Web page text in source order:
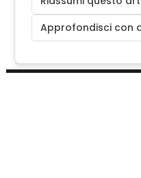
Approfondisci con